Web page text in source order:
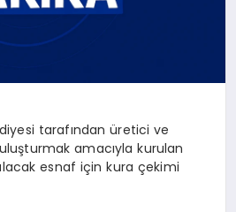
tarafından üretici ve
amacıyla kurulan
esnaf için kura çekimi